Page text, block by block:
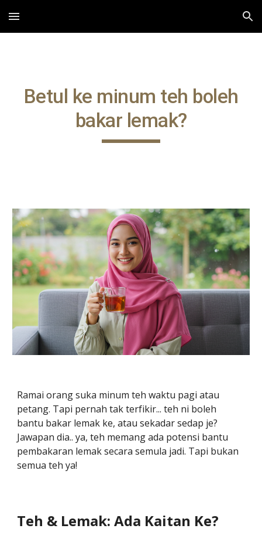
Skip to main content Skip to navigation
Betul ke minum teh boleh
bakar lemak?
Ramai orang suka minum teh waktu pagi atau
petang. Tapi pernah tak terfikir... teh ni boleh
bantu bakar lemak ke, atau sekadar sedap je?
Jawapan dia.. ya, teh memang ada potensi bantu
pembakaran lemak secara semula jadi. Tapi bukan
semua teh ya!
Teh & Lemak: Ada Kaitan Ke?